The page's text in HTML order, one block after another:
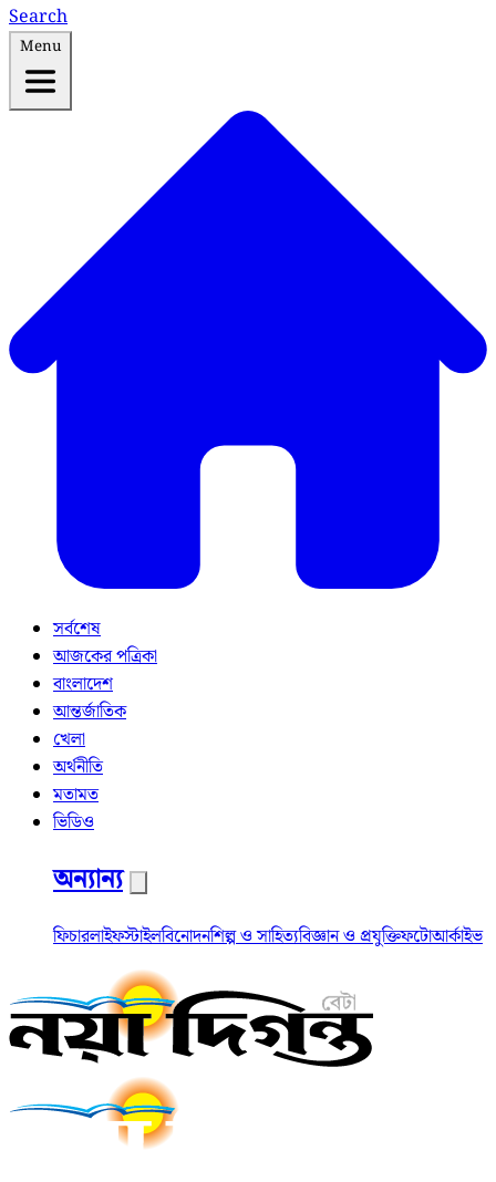
Search
Menu
সর্বশেষ
আজকের পত্রিকা
বাংলাদেশ
আন্তর্জাতিক
খেলা
অর্থনীতি
মতামত
ভিডিও
অন্যান্য
ফিচারলাইফস্টাইলবিনোদনশিল্প ও সাহিত্যবিজ্ঞান ও প্রযুক্তিফটোআর্কাইভ